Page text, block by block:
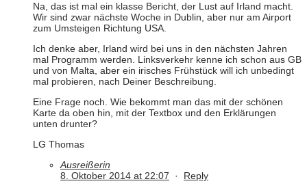
Na, das ist mal ein klasse Bericht, der Lust auf Irland macht.
Wir sind zwar nächste Woche in Dublin, aber nur am Airport
zum Umsteigen Richtung USA.
Ich denke aber, Irland wird bei uns in den nächsten Jahren
mal Programm werden. Linksverkehr kenne ich schon aus GB
und von Malta, aber ein irisches Frühstück will ich unbedingt
mal probieren, nach Deiner Beschreibung.
Eine Frage noch. Wie bekommt man das mit der schönen
Karte da oben hin, mit der Textbox und den Erklärungen
unten drunter?
LG Thomas
Ausreißerin
8. Oktober 2014 at 22:07 · Reply